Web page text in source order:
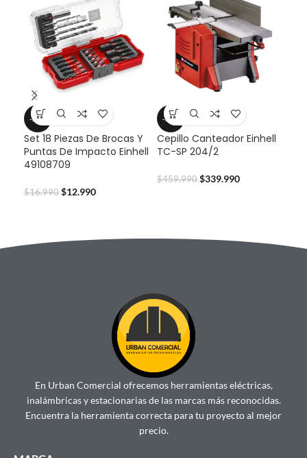
-24%
Set 18 Piezas De Brocas Y
Puntas De Impacto Einhell
49108709
$16.990 $12.990
-26%
Cepillo Canteador Einhell
TC-SP 204/2
$459.990 $339.990
En Urban Comercial ofrecemos herramientas eléctricas,
inalámbricas y estacionarias de las marcas más reconocidas.
Encuentra la herramienta correcta para tu proyecto al mejor
precio.